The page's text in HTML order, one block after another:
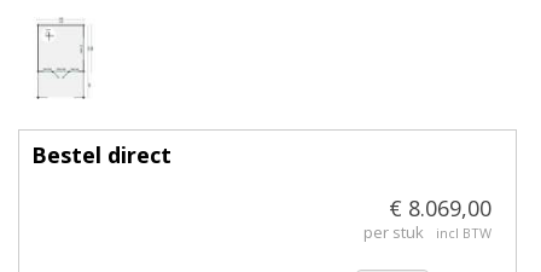
Bestel direct
€ 8.069,00
per stuk incl BTW